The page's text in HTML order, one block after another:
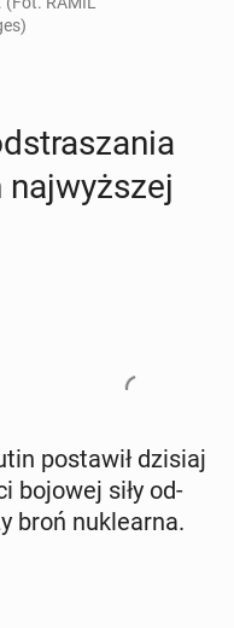
naj­wyż­szej
po­sta­wił dzisiaj
bojowej siły od­
broń nu­kle­ar­na.